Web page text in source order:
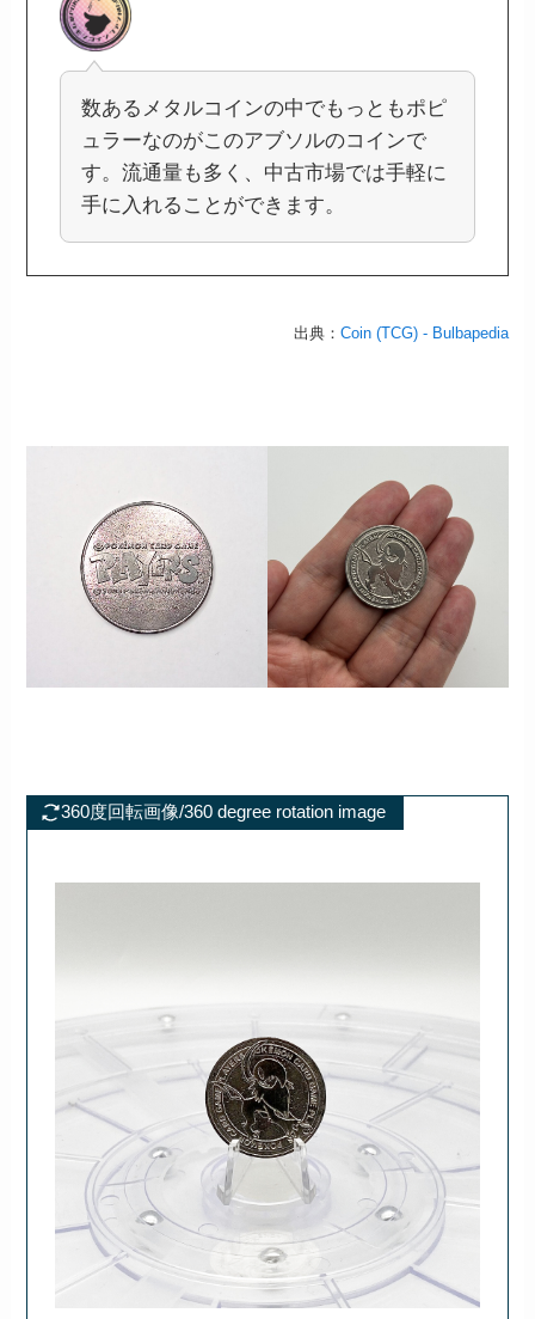
数あるメタルコインの中でもっともポピ
ュラーなのがこのアブソルのコインで
す。流通量も多く、中古市場では手軽に
手に入れることができます。
出典： Coin (TCG) - Bulbapedia
360度回転画像/360 degree rotation image